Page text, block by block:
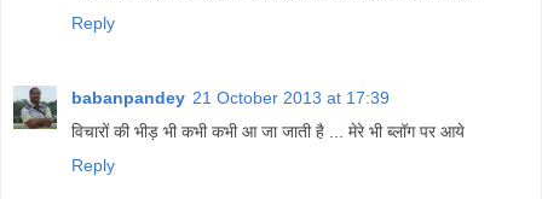
Reply
babanpandey 21 October 2013 at 17:39
विचारों की भीड़ भी कभी कभी आ जा जाती है ... मेरे भी ब्लॉग पर आये
Reply